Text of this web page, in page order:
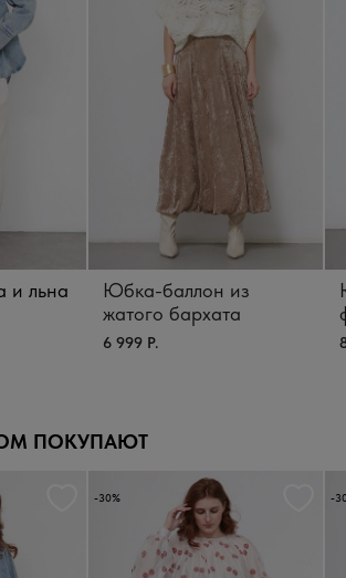
и льна
Юбка-баллон из
жатого бархата
6 999 Р.
ПОКУПАЮТ
-30% -